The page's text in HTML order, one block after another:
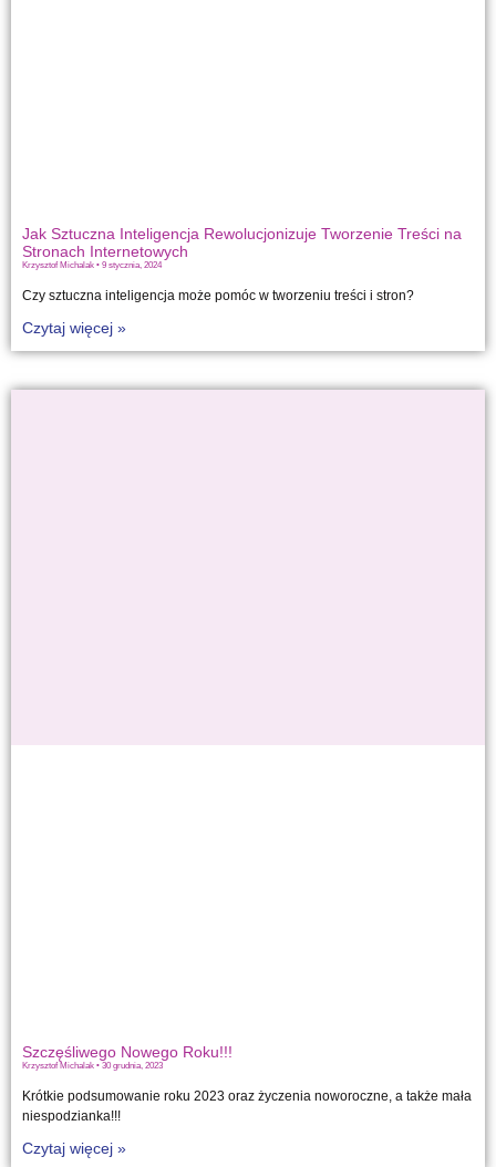
Jak Sztuczna Inteligencja Rewolucjonizuje Tworzenie Treści na
Stronach Internetowych
Krzysztof Michalak 9 stycznia, 2024
Czy sztuczna inteligencja może pomóc w tworzeniu treści i stron?
Czytaj więcej »
Szczęśliwego Nowego Roku!!!
Krzysztof Michalak 30 grudnia, 2023
Krótkie podsumowanie roku 2023 oraz życzenia noworoczne, a także mała
niespodzianka!!!
Czytaj więcej »